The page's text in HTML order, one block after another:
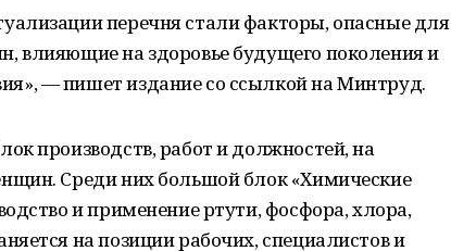
перечня стали факторы, опасные для
влияющие на здоровье будущего поколения и
— пишет издание со ссылкой на Минтруд.
производств, работ и должностей, на
Среди них большой блок «Химические
и применение ртути, фосфора, хлора,
на позиции рабочих, специалистов и